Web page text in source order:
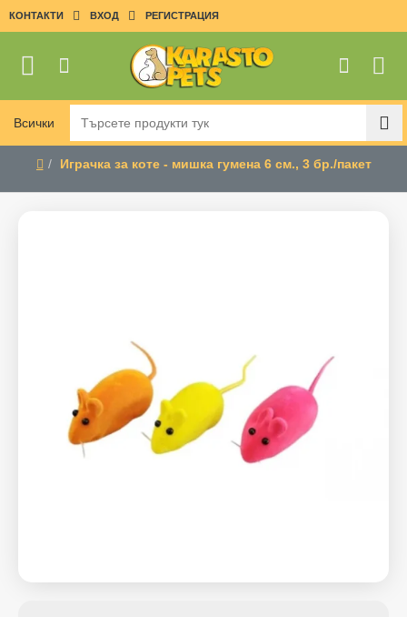
КОНТАКТИ ВХОД РЕГИСТРАЦИЯ
Всички
Търсете
продукти
Играчка за коте - мишка гумена 6 см., 3 бр./пакет